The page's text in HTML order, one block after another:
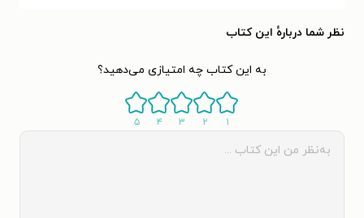
نظر شما دربارهٔ این کتاب
به این کتاب چه امتیازی می‌دهید؟
۱ ۲ ۳ ۴ ۵